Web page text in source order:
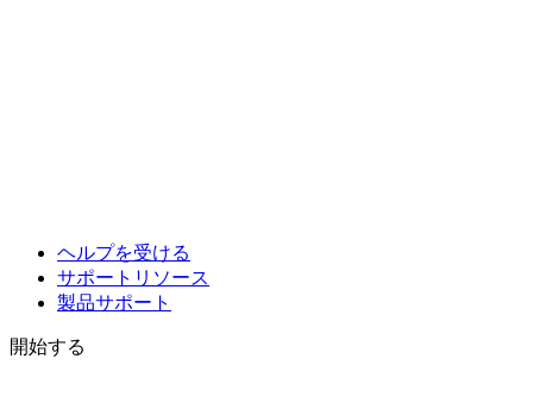
ヘルプを受ける
サポートリソース
製品サポート
開始する